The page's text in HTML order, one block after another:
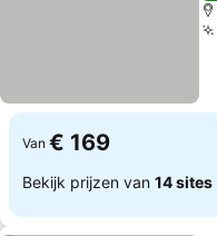
Van € 169
Bekijk prijzen van 14 sites